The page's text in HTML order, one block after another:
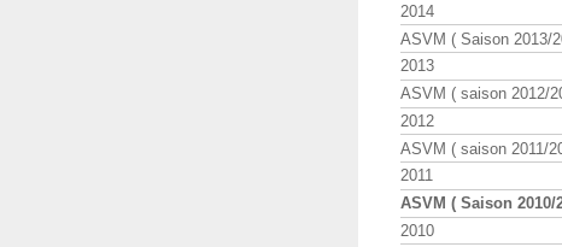
2014
ASVM ( Saison 2013/
2013
ASVM ( saison 2012/
2012
ASVM ( saison 2011/
2011
ASVM ( Saison 2010/
2010